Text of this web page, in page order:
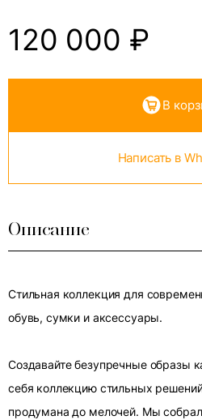
120 000 ₽
В
Написать в
Описание
Стильная коллекция для
обувь, сумки и аксессуары.
Создавайте безупречные образы
себя коллекцию стильных
продумана до мелочей. Мы